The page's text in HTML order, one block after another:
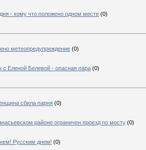
- кому что положено одном месте (0)
метеопредупреждение (0)
с Еленой Белевой - опасная пара (0)
сбила парня (0)
районе ограничен проезд по мосту (0)
Русским днем! (0)